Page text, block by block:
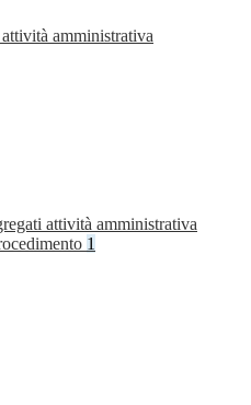
amministrativa
attività amministrativa
1